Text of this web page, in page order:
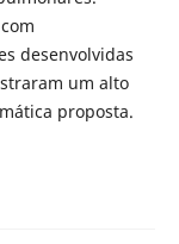
desenvolvidas
um alto
proposta.